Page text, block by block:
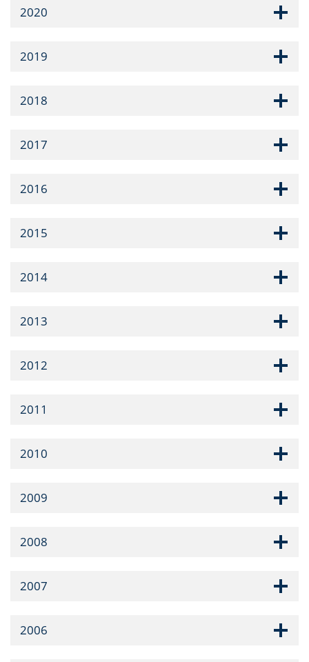
2020
2019
2018
2017
2016
2015
2014
2013
2012
2011
2010
2009
2008
2007
2006